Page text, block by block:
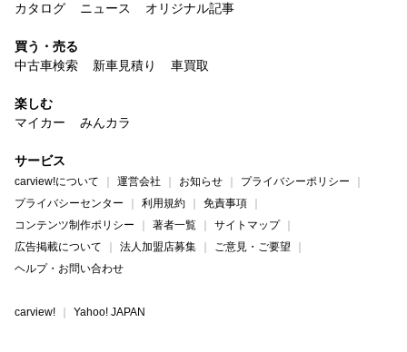
カタログ
ニュース オリジナル記事
買う・売る
中古車検索
新車見積り 車買取
楽しむ
マイカー
みんカラ
サービス
carview!について 運営会社 お知らせ
プライバシーポリシー
プライバシーセンター
利用規約
免責事項
コンテンツ制作ポリシー
著者一覧
サイトマップ
広告掲載について
法人加盟店募集
ご意見・ご要望
ヘルプ・お問い合わせ
carview! Yahoo! JAPAN